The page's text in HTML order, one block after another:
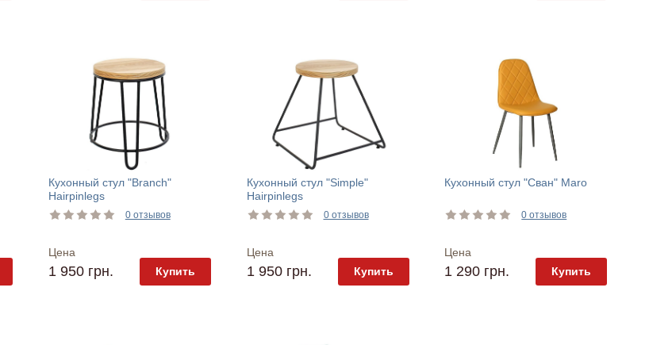
Кухонный стул "Branch"
Hairpinlegs
0 отзывов
Цена
1 950 грн. Купить
Кухонный стул "Simple"
Hairpinlegs
0 отзывов
Цена
1 950 грн. Купить
Кухонный стул "Сван" Maro
0 отзывов
Цена
1 290 грн. Купить